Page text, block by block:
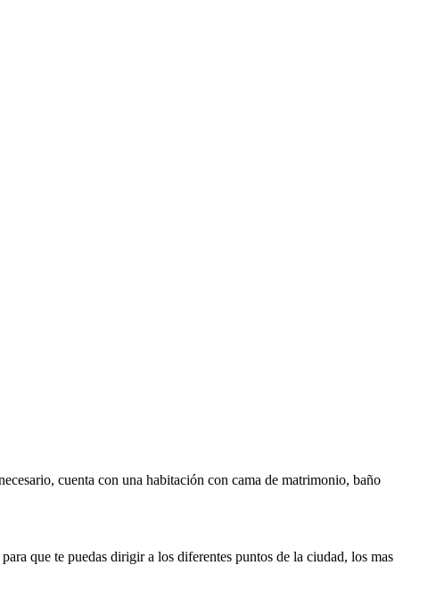
cuenta con una habitación con cama de matrimonio, baño
que te puedas dirigir a los diferentes puntos de la ciudad, los mas